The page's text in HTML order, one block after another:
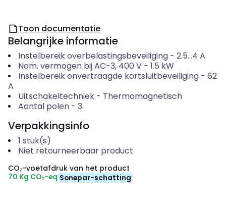
Toon documentatie
Belangrijke informatie
Instelbereik overbelastingsbeveiliging- 2.5...4 A
Nom. vermogen bij AC-3, 400 V- 1.5 kW
Instelbereik onvertraagde kortsluitbeveiliging- 62
A
Uitschakeltechniek- Thermomagnetisch
Aantal polen- 3
Verpakkingsinfo
1 stuk(s)
Niet retourneerbaar product
CO₂-voetafdruk van het product
70 Kg CO₂-eq Sonepar-schatting